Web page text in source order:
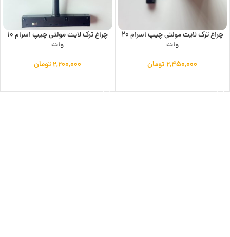
چراغ ترک لایت مولتی چیپ اسرام 20
وات
۲,۴۵۰,۰۰۰تومان
چراغ ترک لایت مولتی چیپ اسرام 10
وات
۲,۲۰۰,۰۰۰تومان